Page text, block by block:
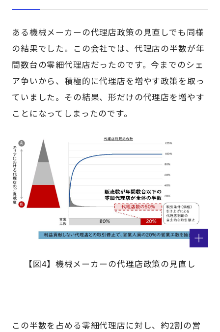
ある機械メーカーの代理店政策の見直しでも同様
の結果でした。この会社では、代理店の半数が年
間数台の零細代理店だったのです。今までのシェ
ア争いから、積極的に代理店を増やす政策を取っ
ていました。その結果、形だけの代理店を増やす
ことになってしまったのです。
【図4】機械メーカーの代理店政策の見直し
この半数を占める零細代理店に対し、約2割の営